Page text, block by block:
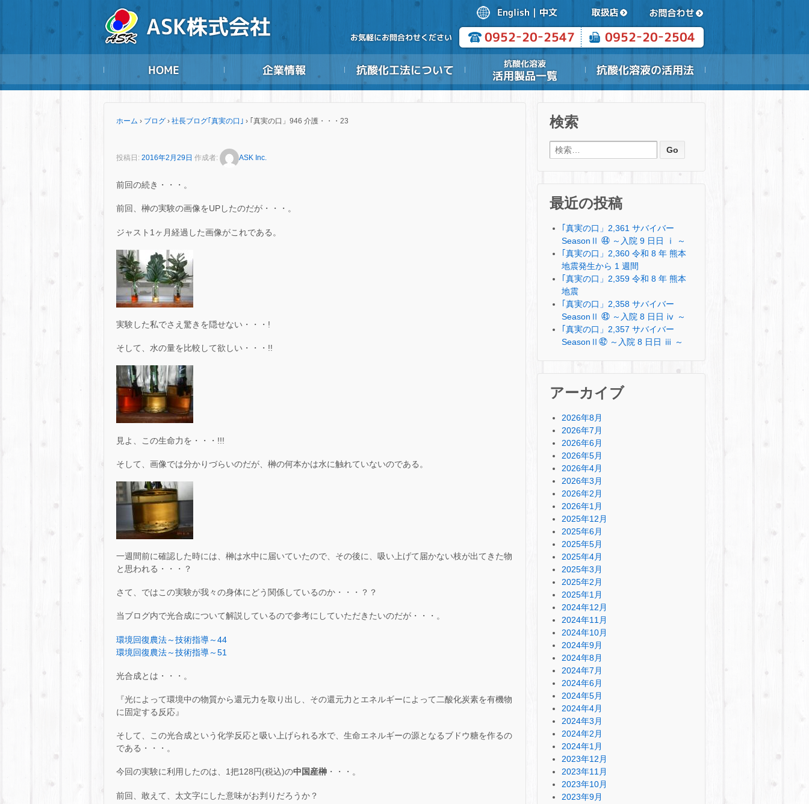
ホーム › ブログ › 社長ブログ｢真実の口｣ › ｢真実の口」946 介護・・・23
投稿日: 2016年2月29日 作成者: ASK Inc.
前回の続き・・・。
前回、榊の実験の画像をUPしたのだが・・・。
ジャスト1ヶ月経過した画像がこれである。
実験した私でさえ驚きを隠せない・・・!
そして、水の量を比較して欲しい・・・!!
見よ、この生命力を・・・!!!
そして、画像では分かりづらいのだが、榊の何本かは水に触れていないのである。
一週間前に確認した時には、榊は水中に届いていたので、その後に、吸い上げて届かない枝が出てきた物
と思われる・・・？
さて、ではこの実験が我々の身体にどう関係しているのか・・・？？
当ブログ内で光合成について解説しているので参考にしていただきたいのだが・・・。
環境回復農法～技術指導～44
環境回復農法～技術指導～51
光合成とは・・・。
『光によって環境中の物質から還元力を取り出し、その還元力とエネルギーによって二酸化炭素を有機物
に固定する反応』
そして、この光合成という化学反応と吸い上げられる水で、生命エネルギーの源となるブドウ糖を作るの
である・・・。
今回の実験に利用したのは、1把128円(税込)の中国産榊 ・・・。
前回、敢えて、太文字にした意味がお判りだろうか？
検索
検索:
最近の投稿
｢真実の口」2,361 サバイバー
SeasonⅡ ㊹ ～入院 9 日日 ⅰ ～
｢真実の口」2,360 令和 8 年 熊本
地震発生から 1 週間
｢真実の口」2,359 令和 8 年 熊本
地震
｢真実の口」2,358 サバイバー
SeasonⅡ ㊸ ～入院 8 日日 ⅳ ～
｢真実の口」2,357 サバイバー
SeasonⅡ㊷ ～入院 8 日日 ⅲ ～
アーカイブ
2026年8月
2026年7月
2026年6月
2026年5月
2026年4月
2026年3月
2026年2月
2026年1月
2025年12月
2025年6月
2025年5月
2025年4月
2025年3月
2025年2月
2025年1月
2024年12月
2024年11月
2024年10月
2024年9月
2024年8月
2024年7月
2024年6月
2024年5月
2024年4月
2024年3月
2024年2月
2024年1月
2023年12月
2023年11月
2023年10月
2023年9月